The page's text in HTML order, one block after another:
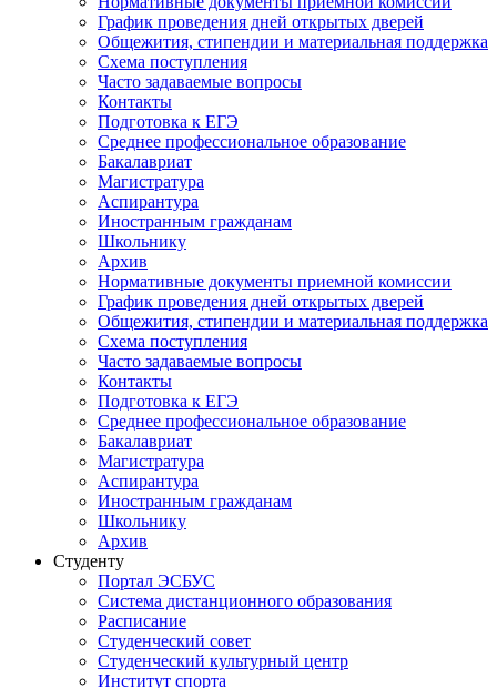
График проведения дней открытых дверей
Общежития, стипендии и материальная поддержка
Схема поступления
Часто задаваемые вопросы
Контакты
Подготовка к ЕГЭ
Среднее профессиональное образование
Бакалавриат
Магистратура
Аспирантура
Иностранным гражданам
Школьнику
Архив
Нормативные документы приемной комиссии
График проведения дней открытых дверей
Общежития, стипендии и материальная поддержка
Схема поступления
Часто задаваемые вопросы
Контакты
Подготовка к ЕГЭ
Среднее профессиональное образование
Бакалавриат
Магистратура
Аспирантура
Иностранным гражданам
Школьнику
Архив
Студенту
Портал ЭСБУС
Система дистанционного образования
Расписание
Студенческий совет
Студенческий культурный центр
Институт спорта